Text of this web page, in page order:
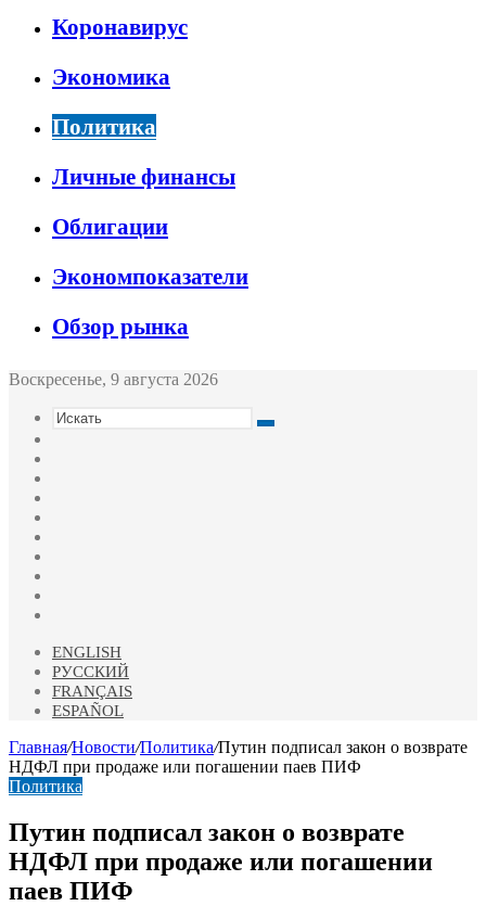
Коронавирус
Экономика
Политика
Личные финансы
Облигации
Экономпоказатели
Обзор рынка
Воскресенье, 9 августа 2026
Искать
ENGLISH
РУССКИЙ
FRANÇAIS
ESPAÑOL
Главная/Новости/Политика/Путин подписал закон о возврате
НДФЛ при продаже или погашении паев ПИФ
Политика
Путин подписал закон о возврате
НДФЛ при продаже или погашении
паев ПИФ